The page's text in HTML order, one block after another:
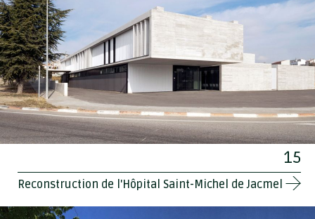
15
Reconstruction de l'Hôpital Saint-Michel de Jacmel